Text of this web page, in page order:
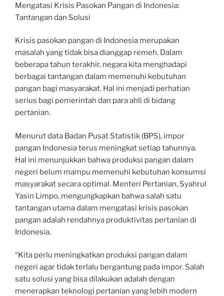
Mengatasi Krisis Pasokan Pangan di Indonesia:
Tantangan dan Solusi
Krisis pasokan pangan di Indonesia merupakan
masalah yang tidak bisa dianggap remeh. Dalam
beberapa tahun terakhir, negara kita menghadapi
berbagai tantangan dalam memenuhi kebutuhan
pangan bagi masyarakat. Hal ini menjadi perhatian
serius bagi pemerintah dan para ahli di bidang
pertanian.
Menurut data Badan Pusat Statistik (BPS), impor
pangan Indonesia terus meningkat setiap tahunnya.
Hal ini menunjukkan bahwa produksi pangan dalam
negeri belum mampu memenuhi kebutuhan konsumsi
masyarakat secara optimal. Menteri Pertanian, Syahrul
Yasin Limpo, mengungkapkan bahwa salah satu
tantangan utama dalam mengatasi krisis pasokan
pangan adalah rendahnya produktivitas pertanian di
Indonesia.
“Kita perlu meningkatkan produksi pangan dalam
negeri agar tidak terlalu bergantung pada impor. Salah
satu solusi yang bisa dilakukan adalah dengan
menerapkan teknologi pertanian yang lebih modern